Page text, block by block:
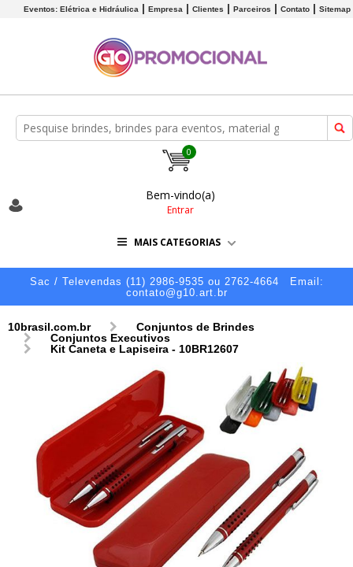
Eventos: Elétrica e Hidráulica Empresa Clientes Parceiros Contato Sitemap
0
Bem-vindo(a)
Entrar
MAIS CATEGORIAS
Sac / Televendas (11) 2986-9535 ou 2762-4664
Email:
contato@g10.art.br
10brasil.com.br
Conjuntos de Brindes
Conjuntos Executivos
Kit Caneta e Lapiseira - 10BR12607